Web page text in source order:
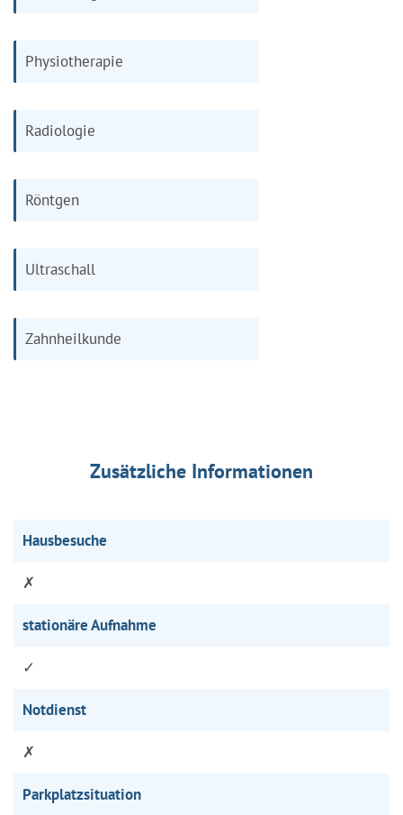
Physiotherapie
Radiologie
Röntgen
Ultraschall
Zahnheilkunde
Zusätzliche Informationen
Hausbesuche
✗
stationäre Aufnahme
✓
Notdienst
✗
Parkplatzsituation